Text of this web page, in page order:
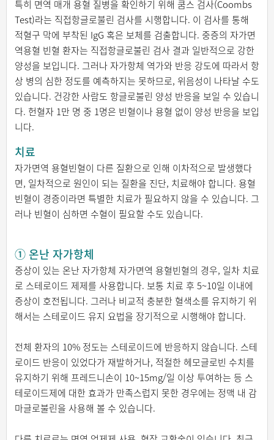
특히 면역 매개 용혈 질병을 확인하기 위해 쿰스 검사(Coombs
Test)라는 직접항글로불린 검사를 시행합니다. 이 검사를 통해
적혈구 막에 부착된 IgG 혹은 보체를 검출합니다. 중증의 자가면
역용혈 빈혈 환자는 직접항글로불린 검사 결과 일반적으로 강한
양성을 보입니다. 그러나 자가항체 역가와 반응 강도에 따라서 항
상 병의 심한 정도를 예측하지는 못하므로, 위음성이 나타날 수도
있습니다. 건강한 사람도 항글로불린 양성 반응을 보일 수 있습니
다. 헌혈자 1만 명 중 1명은 빈혈이나 용혈 없이 양성 반응을 보입
니다.
치료
자가면역 용혈빈혈이 다른 질환으로 인해 이차적으로 발생했다
면, 일차적으로 원인이 되는 질환을 진단, 치료해야 합니다. 용혈
빈혈이 경증이라면 특별한 치료가 필요하지 않을 수 있습니다. 그
러나 빈혈이 심하면 수혈이 필요할 수도 있습니다.
① 온난 자가항체
증상이 있는 온난 자가항체 자가면역 용혈빈혈의 경우, 일차 치료
로 스테로이드 제제를 사용합니다. 보통 치료 후 5~10일 이내에
증상이 호전됩니다. 그러나 비교적 충분한 혈색소를 유지하기 위
해서는 스테로이드 유지 요법을 장기적으로 시행해야 합니다.
전체 환자의 10% 정도는 스테로이드에 반응하지 않습니다. 스테
로이드 반응이 있었다가 재발하거나, 적절한 헤모글로빈 수치를
유지하기 위해 프레드니손이 10~15mg/일 이상 투여하는 등 스
테로이드제에 대한 효과가 만족스럽지 못한 경우에는 정맥 내 감
마글로불린을 사용해 볼 수 있습니다.